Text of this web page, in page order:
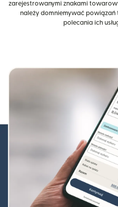
zarejestrowanymi znakami
należy domniemywać
polecania ich